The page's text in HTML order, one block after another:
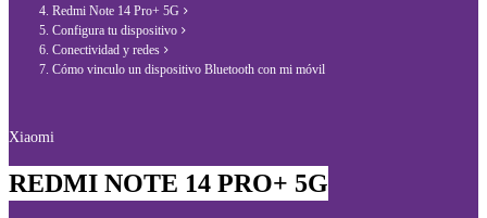
Redmi Note 14 Pro+ 5G
Configura tu dispositivo
Conectividad y redes
Cómo vinculo un dispositivo Bluetooth con mi móvil
Xiaomi
REDMI NOTE 14 PRO+ 5G